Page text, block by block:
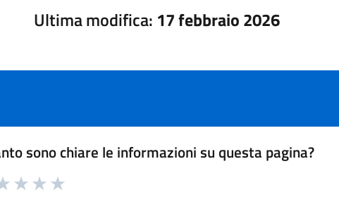
Ultima modifica: 17 febbraio 2026
sono chiare le informazioni su questa pagina?